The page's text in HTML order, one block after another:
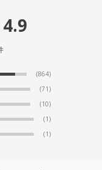
4.9
(864)
(71)
(10)
(1)
(1)